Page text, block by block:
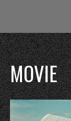
MOVIE